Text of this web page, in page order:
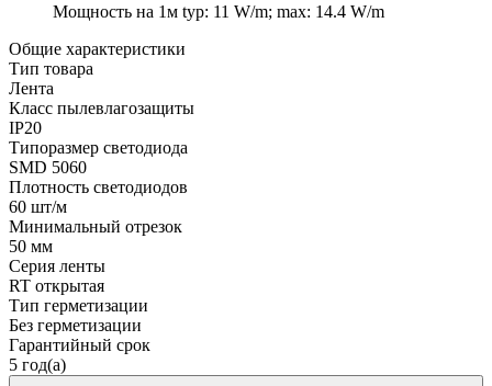
Мощность на 1м typ: 11 W/m; max: 14.4 W/m
Общие характеристики
Тип товара
Лента
Класс пылевлагозащиты
IP20
Типоразмер светодиода
SMD 5060
Плотность светодиодов
60 шт/м
Минимальный отрезок
50 мм
Серия ленты
RT открытая
Тип герметизации
Без герметизации
Гарантийный срок
5 год(а)